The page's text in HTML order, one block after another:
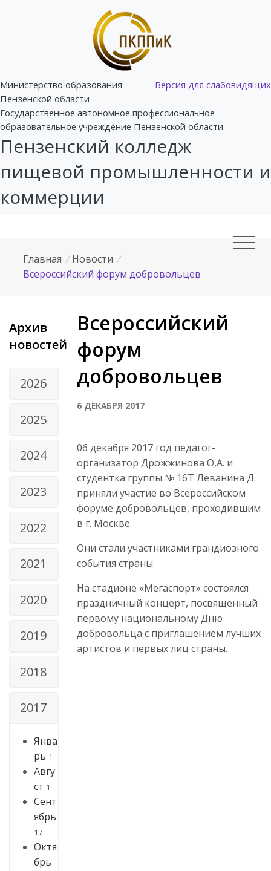
Версия для слабовидящих
Министерство образования
Пензенской области
Государственное автономное профессиональное
образовательное учреждение Пензенской области
Пензенский колледж
пищевой промышленности и
коммерции
Главная / Новости /
Всероссийский форум добровольцев
Архив
новостей
2026
2025
2024
2023
2022
2021
2020
2019
2018
2017
Янва
рь 1
Авгу
ст 1
Сент
ябрь
17
Октя
брь
Всероссийский
форум
добровольцев
6 ДЕКАБРЯ 2017
06 декабря 2017 год педагог-
организатор Дрожжинова О,А. и
студентка группы № 16Т Леванина Д.
приняли участие во Всероссийском
форуме добровольцев, проходившим
в г. Москве.
Они стали участниками грандиозного
события страны.
На стадионе «Мегаспорт» состоялся
праздничный концерт, посвященный
первому национальному Дню
добровольца с приглашением лучших
артистов и первых лиц страны.